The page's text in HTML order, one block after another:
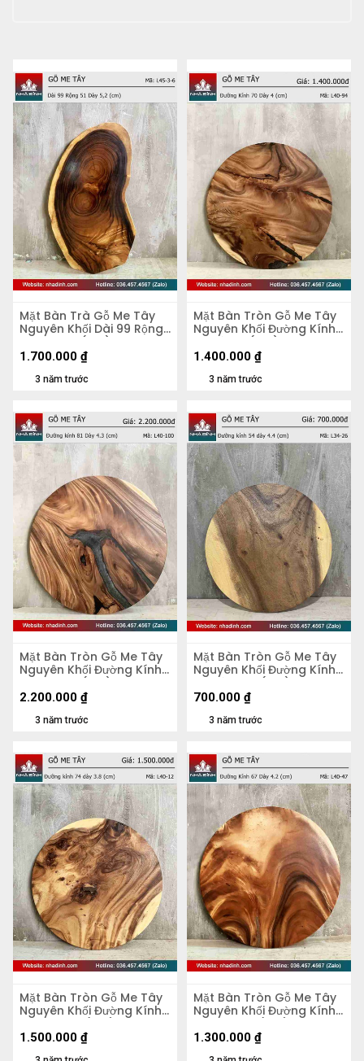
Mặt Bàn Trà Gỗ Me Tây
Nguyên Khối Dài 99 Rộng
51 Dày 5,2 (cm)
3 năm trước
1.700.000 ₫
Mặt Bàn Tròn Gỗ Me Tây
Nguyên Khối Đường Kính
70 Dày 4 (cm)
3 năm trước
1.400.000 ₫
Mặt Bàn Tròn Gỗ Me Tây
Nguyên Khối Đường Kính
81 Dày 4,3 (cm)
3 năm trước
2.200.000 ₫
Mặt Bàn Tròn Gỗ Me Tây
Nguyên Khối Đường Kính
54 Dày 4.4 (cm)
3 năm trước
700.000 ₫
Mặt Bàn Tròn Gỗ Me Tây
Nguyên Khối Đường Kính
74 Dày 3.8 (cm)
1.500.000 ₫
Mặt Bàn Tròn Gỗ Me Tây
Nguyên Khối Đường Kính
67 Dày 4,2 (cm)
1.300.000 ₫